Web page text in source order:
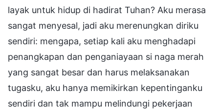
layak untuk hidup di hadirat Tuhan? Aku merasa
sangat menyesal, jadi aku merenungkan diriku
sendiri: mengapa, setiap kali aku menghadapi
penangkapan dan penganiayaan si naga merah
yang sangat besar dan harus melaksanakan
tugasku, aku hanya memikirkan kepentinganku
sendiri dan tak mampu melindungi pekerjaan